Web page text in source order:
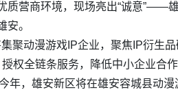
营商环境，现场亮出“诚意”——
。
聚动漫游戏IP企业，聚焦IP衍生
权全链条服务，降低中小企业合
年，雄安新区将在雄安容城县动